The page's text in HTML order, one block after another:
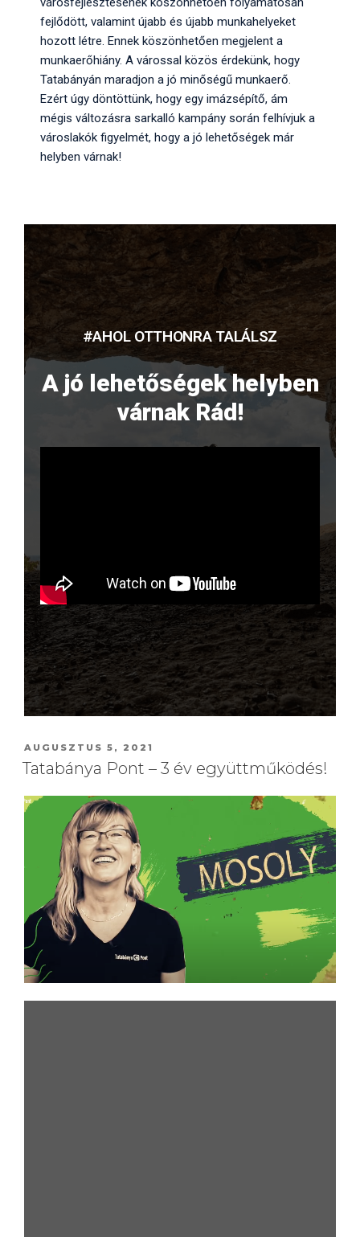
fejlődött, valamint újabb és újabb munkahelyeket
hozott létre. Ennek köszönhetően megjelent a
munkaerőhiány. A várossal közös érdekünk, hogy
Tatabányán maradjon a jó minőségű munkaerő.
Ezért úgy döntöttünk, hogy egy imázsépítő, ám
mégis változásra sarkalló kampány során felhívjuk a
városlakók figyelmét, hogy a jó lehetőségek már
helyben várnak!
#AHOL OTTHONRA TALÁLSZ
A jó lehetőségek helyben
várnak Rád!
AUGUSZTUS 5, 2021
Tatabánya Pont – 3 év együttműködés!